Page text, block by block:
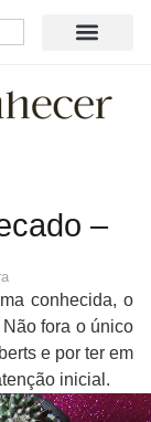
–
conhecida, o
Não fora o único
e por ter em
inicial.